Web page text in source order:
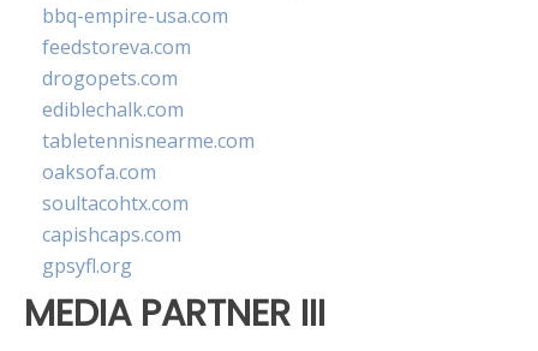
bbq-empire-usa.com
feedstoreva.com
drogopets.com
ediblechalk.com
tabletennisnearme.com
oaksofa.com
soultacohtx.com
capishcaps.com
gpsyfl.org
MEDIA PARTNER III